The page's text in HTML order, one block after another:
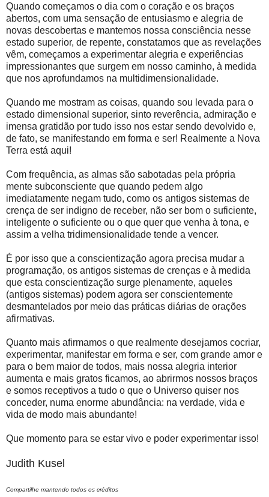
Quando começamos o dia com o coração e os braços
abertos, com uma sensação de entusiasmo e alegria de
novas descobertas e mantemos nossa consciência nesse
estado superior, de repente, constatamos que as revelações
vêm, começamos a experimentar alegria e experiências
impressionantes que surgem em nosso caminho, à medida
que nos aprofundamos na multidimensionalidade.
Quando me mostram as coisas, quando sou levada para o
estado dimensional superior, sinto reverência, admiração e
imensa gratidão por tudo isso nos estar sendo devolvido e,
de fato, se manifestando em forma e ser! Realmente a Nova
Terra está aqui!
Com frequência, as almas são sabotadas pela própria
mente subconsciente que quando pedem algo
imediatamente negam tudo, como os antigos sistemas de
crença de ser indigno de receber, não ser bom o suficiente,
inteligente o suficiente ou o que quer que venha à tona, e
assim a velha tridimensionalidade tende a vencer.
É por isso que a conscientização agora precisa mudar a
programação, os antigos sistemas de crenças e à medida
que esta conscientização surge plenamente, aqueles
(antigos sistemas) podem agora ser conscientemente
desmantelados por meio das práticas diárias de orações
afirmativas.
Quanto mais afirmamos o que realmente desejamos cocriar,
experimentar, manifestar em forma e ser, com grande amor e
para o bem maior de todos, mais nossa alegria interior
aumenta e mais gratos ficamos, ao abrirmos nossos braços
e somos receptivos a tudo o que o Universo quiser nos
conceder, numa enorme abundância: na verdade, vida e
vida de modo mais abundante!
Que momento para se estar vivo e poder experimentar isso!
Judith Kusel
Compartilhe mantendo todos os créditos